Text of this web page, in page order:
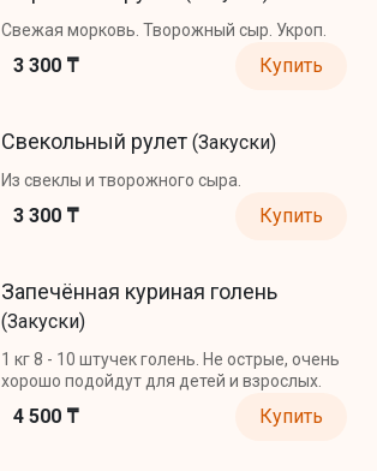
Свежая морковь. Творожный сыр. Укроп.
3 300 ₸ Купить
Свекольный рулет (Закуски)
Из свеклы и творожного сыра.
3 300 ₸ Купить
Запечённая куриная голень
(Закуски)
1 кг 8 - 10 штучек голень. Не острые, очень
хорошо подойдут для детей и взрослых.
4 500 ₸ Купить